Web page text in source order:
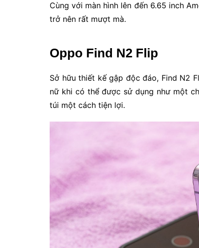
Cùng với màn hình lên đến 6.65 inch
trở nên rất mượt mà.
Oppo Find N2 Flip
Sở hữu thiết kế gập độc đáo, Find N2
nữ khi có thể được sử dụng như một
túi một cách tiện lợi.